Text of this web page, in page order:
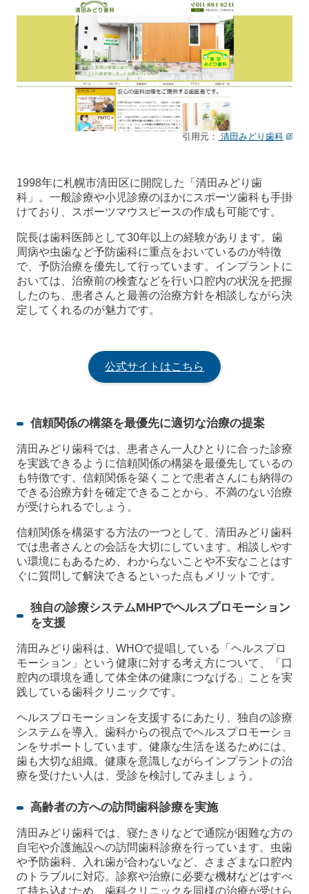
引用元： 清田みどり歯科
1998年に札幌市清田区に開院した「清田みどり歯
科」。一般診療や小児診療のほかにスポーツ歯科も手掛
けており、スポーツマウスピースの作成も可能です。
院長は歯科医師として30年以上の経験があります。歯
周病や虫歯など予防歯科に重点をおいているのが特徴
で、予防治療を優先して行っています。インプラントに
おいては、治療前の検査などを行い口腔内の状況を把握
したのち、患者さんと最善の治療方針を相談しながら決
定してくれるのが魅力です。
公式サイトはこちら
信頼関係の構築を最優先に適切な治療の提案
清田みどり歯科では、患者さん一人ひとりに合った診療
を実践できるように信頼関係の構築を最優先しているの
も特徴です。信頼関係を築くことで患者さんにも納得の
できる治療方針を確定できることから、不満のない治療
が受けられるでしょう。
信頼関係を構築する方法の一つとして、清田みどり歯科
では患者さんとの会話を大切にしています。相談しやす
い環境にもあるため、わからないことや不安なことはす
ぐに質問して解決できるといった点もメリットです。
独自の診療システムМHPでヘルスプロモーション
を支援
清田みどり歯科は、WHOで提唱している「ヘルスプロ
モーション」という健康に対する考え方について、「口
腔内の環境を通して体全体の健康につなげる」ことを実
践している歯科クリニックです。
ヘルスプロモーションを支援するにあたり、独自の診療
システムを導入。歯科からの視点でヘルスプロモーショ
ンをサポートしています。健康な生活を送るためには、
歯も大切な組織。健康を意識しながらインプラントの治
療を受けたい人は、受診を検討してみましょう。
高齢者の方への訪問歯科診療を実施
清田みどり歯科では、寝たきりなどで通院が困難な方の
自宅や介護施設への訪問歯科診療を行っています。虫歯
や予防歯科、入れ歯が合わないなど、さまざまな口腔内
のトラブルに対応。診察や治療に必要な機材などはすべ
て持ち込むため、歯科クリニックを同様の治療が受けら